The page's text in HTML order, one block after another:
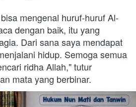
mengenal huruf-huruf Al-
dengan baik, itu yang
Dari sana saya mendapat
hidup. Semoga semua
ridha Allah," tutur
mata yang berbinar.